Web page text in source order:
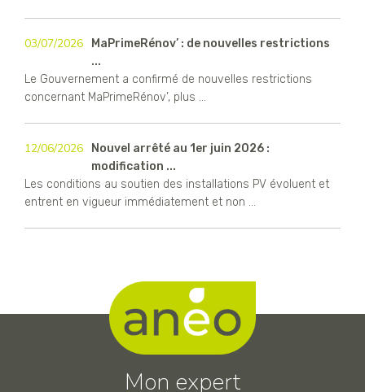
03/07/2026
MaPrimeRénov’ : de nouvelles restrictions
...
Le Gouvernement a confirmé de nouvelles restrictions
concernant MaPrimeRénov’, plus ...
12/06/2026
Nouvel arrêté au 1er juin 2026 :
modification ...
Les conditions au soutien des installations PV évoluent et
entrent en vigueur immédiatement et non ...
Mon expert